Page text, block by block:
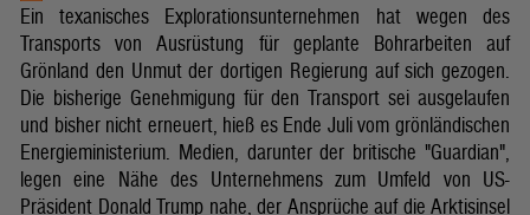
Ein texanisches Explorationsunternehmen hat wegen des
Transports von Ausrüstung für geplante Bohrarbeiten auf
Grönland den Unmut der dortigen Regierung auf sich gezogen.
Die bisherige Genehmigung für den Transport sei ausgelaufen
und bisher nicht erneuert, hieß es Ende Juli vom grönländischen
Energieministerium. Medien, darunter der britische "Guardian",
legen eine Nähe des Unternehmens zum Umfeld von US-
Präsident Donald Trump nahe, der Ansprüche auf die Arktisinsel